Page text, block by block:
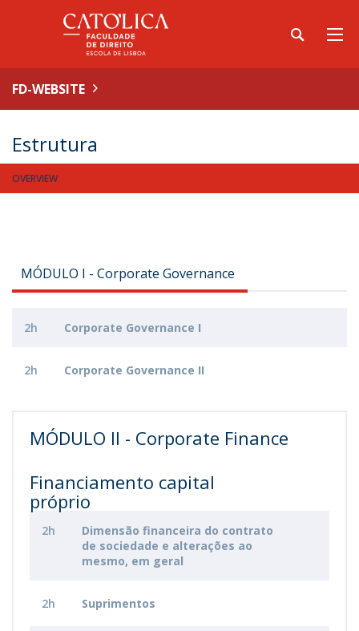
FD-WEBSITE
Estrutura
OVERVIEW
MÓDULO I - Corporate Governance
2h Corporate Governance I
2h Corporate Governance II
MÓDULO II - Corporate Finance
Financiamento capital
próprio
2h
Dimensão financeira do contrato
de sociedade e alterações ao
mesmo, em geral
2h Suprimentos